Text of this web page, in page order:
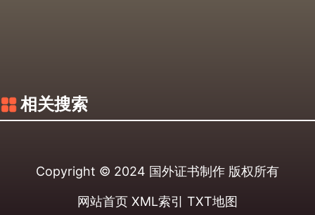
相关搜索
Copyright © 2024 国外证书制作 版权所有
网站首页 XML索引 TXT地图